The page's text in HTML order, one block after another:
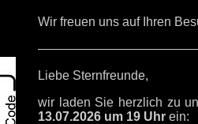
Wir freuen uns auf Ihren
Liebe Sternfreunde,
wir laden Sie herzlich zu
13.07.2026 um 19 Uhr ein: